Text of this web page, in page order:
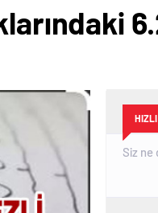
HIZLI